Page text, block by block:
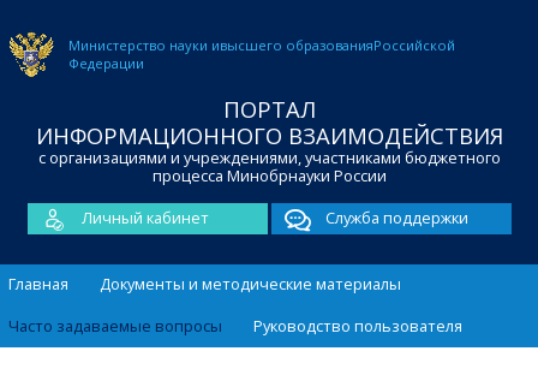
Министерство науки ивысшего образованияРоссийской
Федерации
ПОРТАЛ
ИНФОРМАЦИОННОГО ВЗАИМОДЕЙСТВИЯ
с организациями и учреждениями, участниками бюджетного
процесса Минобрнауки России
Личный кабинет
Служба поддержки
Главная
Документы и методические материалы
Часто задаваемые вопросы
Руководство пользователя